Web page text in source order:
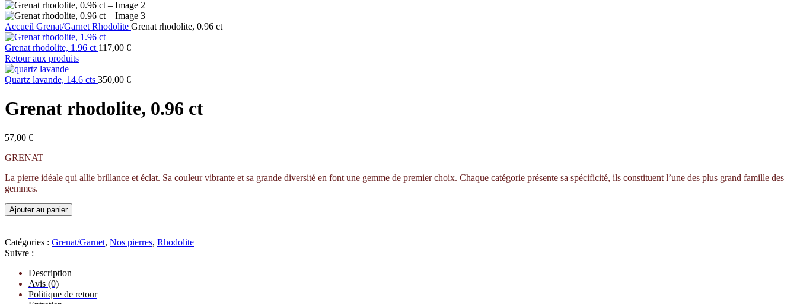
Accueil Grenat/Garnet Rhodolite Grenat rhodolite, 0.96 ct
Grenat rhodolite, 1.96 ct 117,00 €
Retour aux produits
Quartz lavande, 14.6 cts 350,00 €
Grenat rhodolite, 0.96 ct
57,00 €
GRENAT
La pierre idéale qui allie brillance et éclat. Sa couleur vibrante et sa grande diversité en font une gemme de premier choix. Chaque catégorie présente sa spécificité, ils constituent l’une des plus grand famille des
gemmes.
Ajouter au panier
Catégories : Grenat/Garnet, Nos pierres, Rhodolite
Suivre :
Description
Avis (0)
Politique de retour